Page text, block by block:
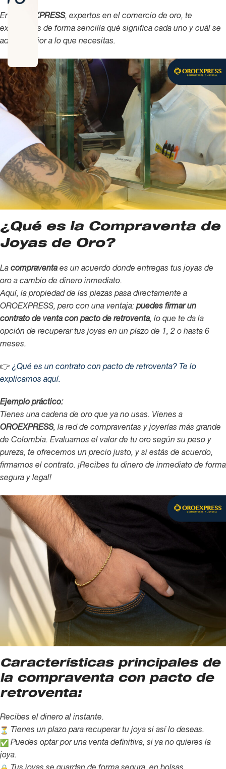
En OROEXPRESS, expertos en el comercio de oro, te
explicamos de forma sencilla qué significa cada uno y cuál se
adapta mejor a lo que necesitas.
¿Qué es la Compraventa de
Joyas de Oro?
La compraventa es un acuerdo donde entregas tus joyas de
oro a cambio de dinero inmediato.
Aquí, la propiedad de las piezas pasa directamente a
OROEXPRESS, pero con una ventaja:puedes firmar un
contrato de venta con pacto de retroventa, lo que te da la
opción de recuperar tus joyas en un plazo de 1, 2 o hasta 6
meses.
👉¿Qué es un contrato con pacto de retroventa? Te lo
explicamos aquí.
Ejemplo práctico:
Tienes una cadena de oro que ya no usas. Vienes a
OROEXPRESS, la red de compraventas y joyerías más grande
de Colombia. Evaluamos el valor de tu oro según su peso y
pureza, te ofrecemos un precio justo, y si estás de acuerdo,
firmamos el contrato. ¡Recibes tu dinero de inmediato de forma
segura y legal!
Características principales de
la compraventa con pacto de
retroventa:
Recibes el dinero al instante.
Tienes un plazo para recuperar tu joya si así lo deseas.
Puedes optar por una venta definitiva, si ya no quieres la
joya.